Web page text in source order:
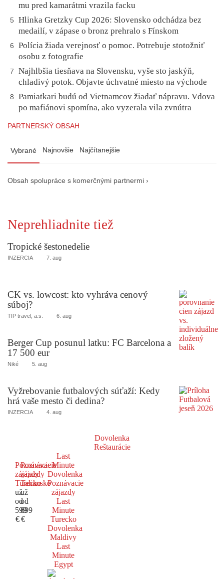
mu pred kamarátmi vrazila facku
5
Hlinka Gretzky Cup 2026: Slovensko odchádza bez
medailí, v zápase o bronz prehralo s Fínskom
6
Polícia žiada verejnosť o pomoc. Potrebuje stotožniť
osobu z fotografie
7
Najhlbšia tiesňava na Slovensku, vyše sto jaskýň,
chladivý potok. Objavte úchvatné miesto na východe
8
Pamiatkari budú od Vietnamcov žiadať nápravu. Vdova
po mafiánovi spomína, ako vyzerala vila zvnútra
PARTNERSKÝ OBSAH
Vybrané Najnovšie Najčítanejšie
Obsah spolupráce s komerčnými partnermi ›
Neprehliadnite tiež
Tropické šestonedelie
INZERCIA 7. aug
CK vs. lowcost: kto vyhráva cenový
súboj?
TIP travel, a.s. 6. aug
Berger Cup posunul latku: FC Barcelona a
17 500 eur
Niké 5. aug
Vyžrebovanie futbalových súťaží: Kedy
hrá vaše mesto či dedina?
INZERCIA 4. aug
Dovolenka
Reštaurácie
Poznávacie
zájazdy
Turecko
už
od
599
€
Poznávacie
zájazdy
Taliansko
už
od
699
€
Last
Minute
Dovolenka
Poznávacie
zájazdy
Last
Minute
Turecko
Dovolenka
Maldivy
Last
Minute
Egypt